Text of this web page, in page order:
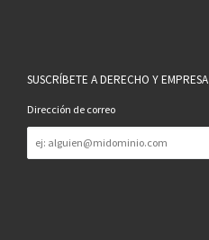
SUSCRÍBETE A DERECHO Y EMPRESA
Dirección de correo
de
correo